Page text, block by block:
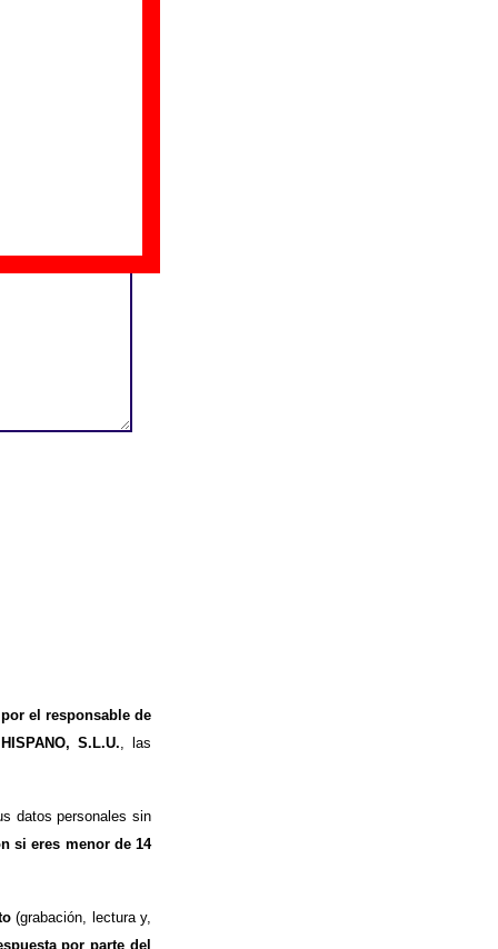
el responsable de
S.L.U. , las
datos personales sin
si eres menor de 14
(grabación, lectura y,
por parte del